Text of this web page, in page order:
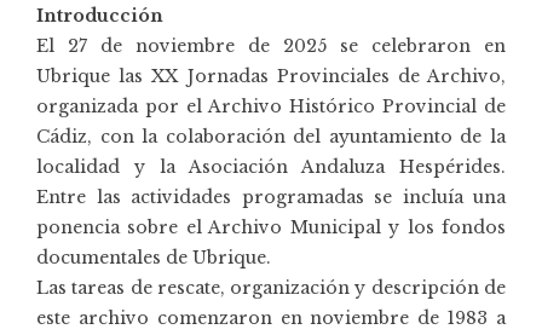
Introducción
El 27 de noviembre de 2025 se celebraron en
Ubrique las XX Jornadas Provinciales de Archivo,
organizada por el Archivo Histórico Provincial de
Cádiz, con la colaboración del ayuntamiento de la
localidad y laAsociación Andaluza Hespérides.
Entre las actividades programadas se incluía una
ponencia sobre el Archivo Municipal y los fondos
documentales de Ubrique.
Las tareas de rescate, organización y descripción de
este archivo comenzaron en noviembre de 1983 a